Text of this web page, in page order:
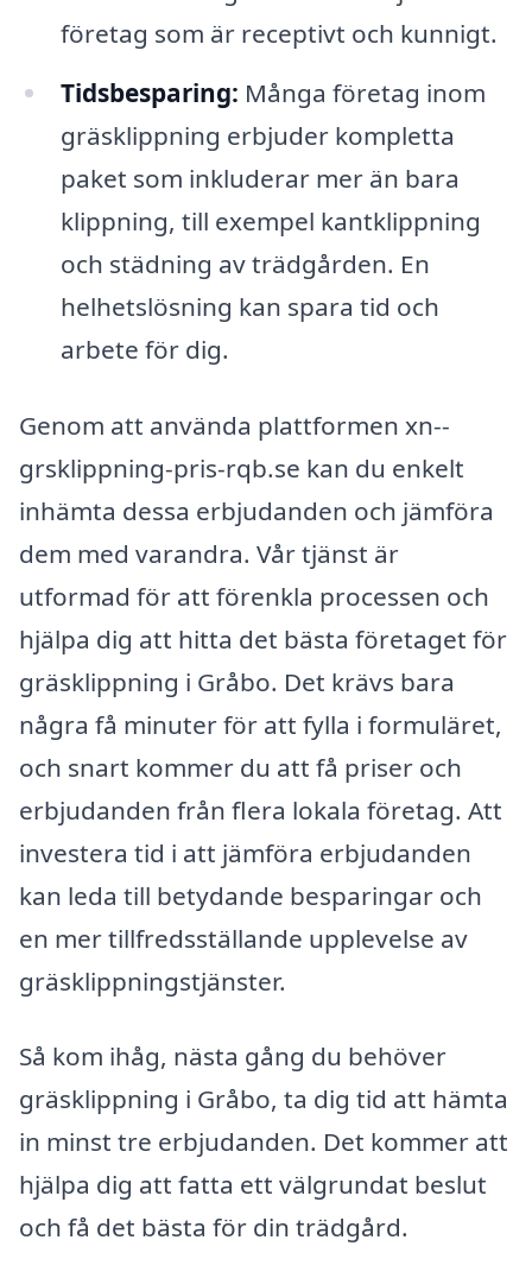
företag som är receptivt och kunnigt.
Tidsbesparing: Många företag inom
gräsklippning erbjuder kompletta
paket som inkluderar mer än bara
klippning, till exempel kantklippning
och städning av trädgården. En
helhetslösning kan spara tid och
arbete för dig.
Genom att använda plattformen xn--
grsklippning-pris-rqb.se kan du enkelt
inhämta dessa erbjudanden och jämföra
dem med varandra. Vår tjänst är
utformad för att förenkla processen och
hjälpa dig att hitta det bästa företaget för
gräsklippning i Gråbo. Det krävs bara
några få minuter för att fylla i formuläret,
och snart kommer du att få priser och
erbjudanden från flera lokala företag. Att
investera tid i att jämföra erbjudanden
kan leda till betydande besparingar och
en mer tillfredsställande upplevelse av
gräsklippningstjänster.
Så kom ihåg, nästa gång du behöver
gräsklippning i Gråbo, ta dig tid att hämta
in minst tre erbjudanden. Det kommer att
hjälpa dig att fatta ett välgrundat beslut
och få det bästa för din trädgård.